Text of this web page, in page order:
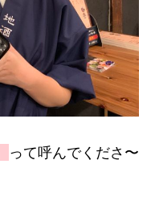
って呼んでくださ〜